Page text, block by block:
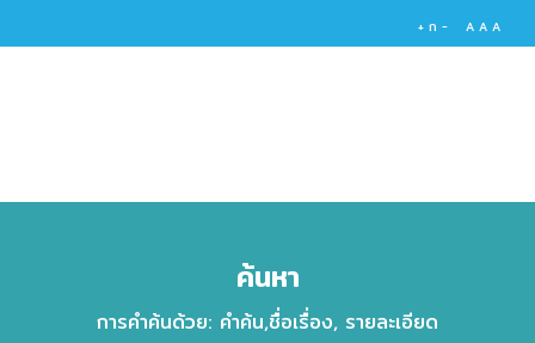
+ ก - A A A
ค้นหา
การคำค้นด้วย: คำค้น,ชื่อเรื่อง, รายละเอียด